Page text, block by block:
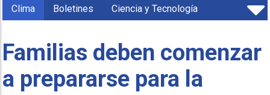
Clima Boletines Ciencia y Tecnología
Familias deben comenzar
a prepararse para la